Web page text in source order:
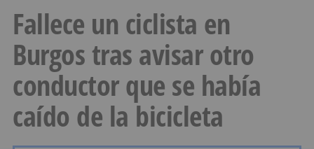
Fallece un ciclista en
Burgos tras avisar otro
conductor que se había
caído de la bicicleta